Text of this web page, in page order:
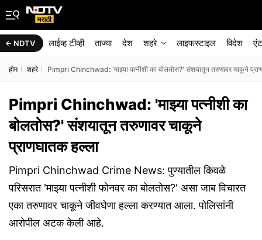
NDTV लाईव्ह टीव्ही ताज्या देश शहरे लाइफस्टाइल विदेश
होम शहरे Pimpri Chinchwad: 'माझ्या पत्नीशी का बोलतोस?' संशयातून तरुणावर चाकूने
Pimpri Chinchwad: 'माझ्या पत्नीशी का
बोलतोस?' संशयातून तरुणावर चाकूने
प्राणघातक हल्ला
Pimpri Chinchwad Crime News: पुण्यातील किवळे
परिसरात 'माझ्या पत्नीशी फोनवर का बोलतोस?' असा जाब विचारत
एका तरुणावर चाकूने जीवघेणा हल्ला करण्यात आला. पोलिसांनी
आरोपील अटक केली आहे.